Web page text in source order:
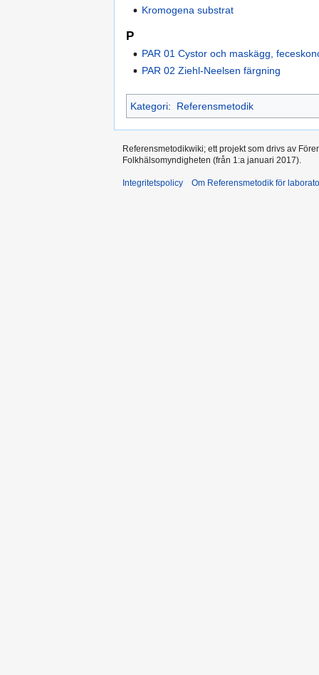
Kromogena substrat
P
PAR 01 Cystor och maskägg,
PAR 02 Ziehl-Neelsen färgning
Kategori: Referensmetodik
Referensmetodikwiki; ett projekt som drivs av
Folkhälsomyndigheten (från 1:a januari 2017).
Integritetspolicy Om Referensmetodik för